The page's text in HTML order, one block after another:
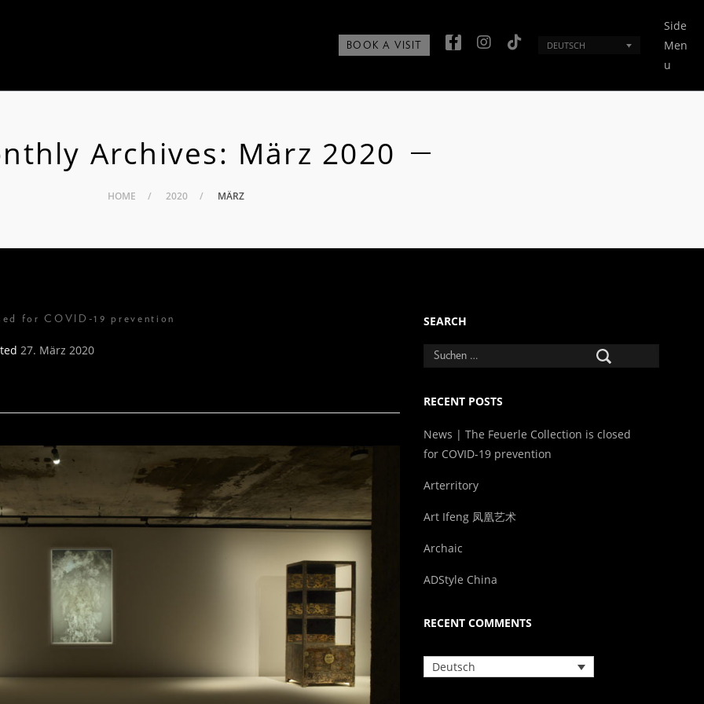
BOOK A VISIT DEUTSCH
Side
Men
u
Archives: März 2020
HOME 2020 MÄRZ
for COVID-19 prevention
27. März 2020
SEARCH
RECENT POSTS
News | The Feuerle Collection is closed
for COVID-19 prevention
Arterritory
Art Ifeng 凤凰艺术
Archaic
ADStyle China
RECENT COMMENTS
Deutsch